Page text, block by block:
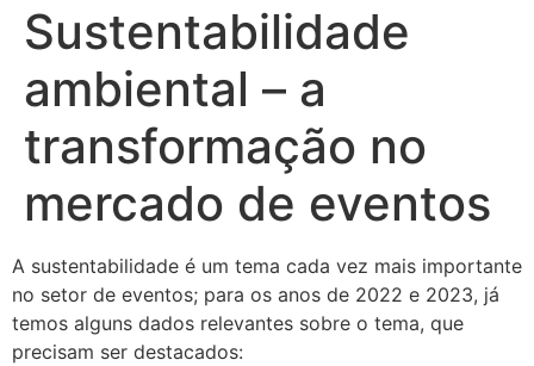
Sustentabilidade
ambiental – a
transformação no
mercado de eventos
A sustentabilidade é um tema cada vez mais importante
no setor de eventos; para os anos de 2022 e 2023, já
temos alguns dados relevantes sobre o tema, que
precisam ser destacados: